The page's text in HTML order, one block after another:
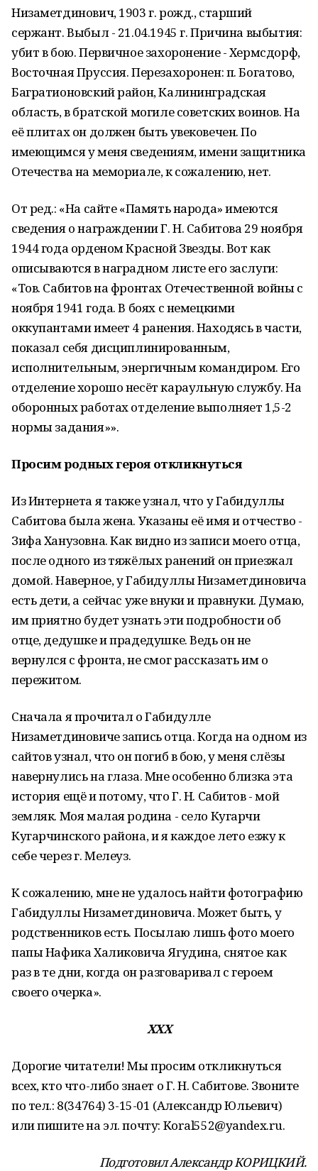
Низаметдинович, 1903 г. рожд., старший
сержант. Выбыл - 21.04.1945 г. Причина выбытия:
убит в бою. Первичное захоронение - Хермсдорф,
Восточная Пруссия. Перезахоронен: п. Богатово,
Багратионовский район, Калининградская
область, в братской могиле советских воинов. На
её плитах он должен быть увековечен. По
имеющимся у меня сведениям, имени защитника
Отечества на мемориале, к сожалению, нет.
От ред.: «На сайте «Память народа» имеются
сведения о награждении Г. Н. Сабитова 29 ноября
1944 года орденом Красной Звезды. Вот как
описываются в наградном листе его заслуги:
«Тов. Сабитов на фронтах Отечественной войны с
ноября 1941 года. В боях с немецкими
оккупантами имеет 4 ранения. Находясь в части,
показал себя дисциплинированным,
исполнительным, энергичным командиром. Его
отделение хорошо несёт караульную службу. На
оборонных работах отделение выполняет 1,5-2
нормы задания»».
Просим родных героя откликнуться
Из Интернета я также узнал, что у Габидуллы
Сабитова была жена. Указаны её имя и отчество -
Зифа Ханузовна. Как видно из записи моего отца,
после одного из тяжёлых ранений он приезжал
домой. Наверное, у Габидуллы Низаметдиновича
есть дети, а сейчас уже внуки и правнуки. Думаю,
им приятно будет узнать эти подробности об
отце, дедушке и прадедушке. Ведь он не
вернулся с фронта, не смог рассказать им о
пережитом.
Сначала я прочитал о Габидулле
Низаметдиновиче запись отца. Когда на одном из
сайтов узнал, что он погиб в бою, у меня слёзы
навернулись на глаза. Мне особенно близка эта
история ещё и потому, что Г. Н. Сабитов - мой
земляк. Моя малая родина - село Кугарчи
Кугарчинского района, и я каждое лето езжу к
себе через г. Мелеуз.
К сожалению, мне не удалось найти фотографию
Габидуллы Низаметдиновича. Может быть, у
родственников есть. Посылаю лишь фото моего
папы Нафика Халиковича Ягудина, снятое как
раз в те дни, когда он разговаривал с героем
своего очерка».
XXX
Дорогие читатели! Мы просим откликнуться
всех, кто что-либо знает о Г. Н. Сабитове. Звоните
по тел.: 8(34764) 3-15-01 (Александр Юльевич)
или пишите на эл. почту: Koral552@yandex.ru.
Подготовил Александр КОРИЦКИЙ.